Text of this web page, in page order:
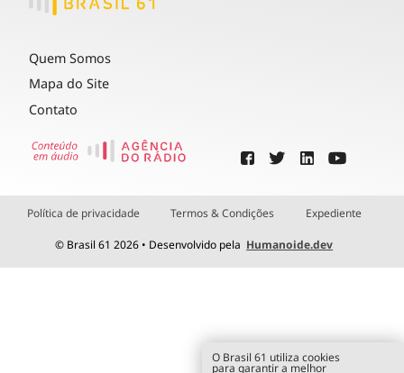
Quem Somos
Mapa do Site
Contato
Política de privacidade Termos & Condições Expediente
© Brasil 61 2026 • Desenvolvido pela Humanoide.dev
O Brasil 61 utiliza cookies
para garantir a melhor